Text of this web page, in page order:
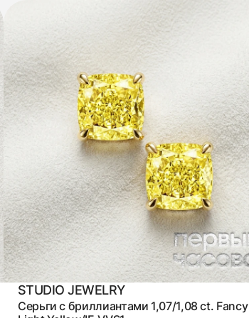
STUDIO JEWELRY
Серьги с бриллиантами 1,07/1,08 ct. Fancy